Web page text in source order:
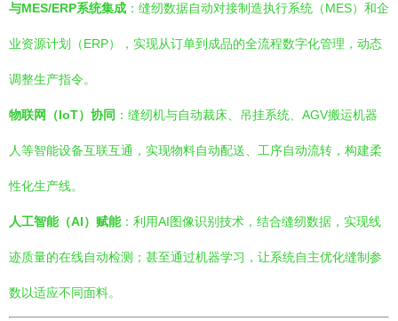
与MES/ERP系统集成 ：缝纫数据自动对接制造执行系统（MES）和企
业资源计划（ERP），实现从订单到成品的全流程数字化管理，动态
调整生产指令。
物联网（IoT）协同 ：缝纫机与自动裁床、吊挂系统、AGV搬运机器
人等智能设备互联互通，实现物料自动配送、工序自动流转，构建柔
性化生产线。
人工智能（AI）赋能：利用AI图像识别技术，结合缝纫数据，实现线
迹质量的在线自动检测；甚至通过机器学习，让系统自主优化缝制参
数以适应不同面料。